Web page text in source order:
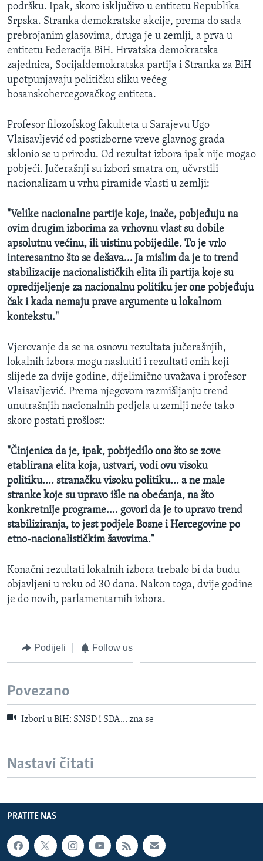
podršku. Ipak, skoro isključivo u entitetu Republika
Srpska. Stranka demokratske akcije, prema do sada
prebrojanim glasovima, druga je u zemlji, a prva u
entitetu Federacija BiH. Hrvatska demokratska
zajednica, Socijaldemokratska partija i Stranka za BiH
upotpunjavaju političku sliku većeg
bosanskohercegovačkog entiteta.
Profesor filozofskog fakulteta u Sarajevu Ugo
Vlaisavljević od postizborne vreve glavnog grada
sklonio se u prirodu. Od rezultat izbora ipak nije mogao
pobjeći. Jučerašnji su izbori smatra on, učvrstili
nacionalizam u vrhu piramide vlasti u zemlji:
"Velike nacionalne partije koje, inače, pobjeđuju na
ovim drugim izborima za vrhovnu vlast su dobile
apsolutnu većinu, ili uistinu pobijedile. To je vrlo
interesantno što se dešava... Ja mislim da je to trend
stabilizacije nacionalističkih elita ili partija koje su
opredijeljenje za nacionalnu politiku jer one pobjeđuju
čak i kada nemaju prave argumente u lokalnom
kontekstu."
Vjerovanje da se na osnovu rezultata jučerašnjih,
lokalnih izbora mogu naslutiti i rezultati onih koji
slijede za dvije godine, dijelimično uvažava i profesor
Vlaisavljević. Prema njegovom razmišljanju trend
unutrašnjih nacionalnih podjela u zemlji neće tako
skoro postati prošlost:
"Činjenica da je, ipak, pobijedilo ono što se zove
etablirana elita koja, ustvari, vodi ovu visoku
politiku.... stranačku visoku politiku... a ne male
stranke koje su upravo išle na obećanja, na što
konkretnije programe.... govori da je to upravo trend
stabiliziranja, to jest podjele Bosne i Hercegovine po
etno-nacionalističkim šavovima."
Konačni rezultati lokalnih izbora trebalo bi da budu
objavljeni u roku od 30 dana. Nakon toga, dvije godine
je do novih, parlamentarnih izbora.
Podijeli Follow us
Povezano
Izbori u BiH: SNSD i SDA... zna se
Nastavi čitati
PRATITE NAS